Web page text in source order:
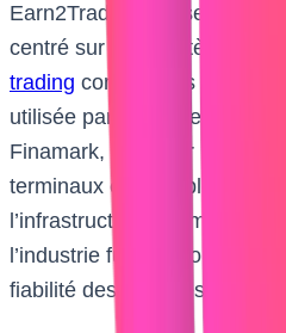
Earn2Trade propose un
centré sur l’écosystème
trading compatibles incluent
utilisée par les traders
Finamark, R|Trader Pro,
terminaux compatibles
l’infrastructure Rithmic, qui
l’industrie futures pour la
fiabilité des données.